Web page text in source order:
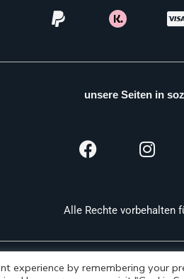
unsere Seiten in
Alle Rechte vorbehalten
experience by remembering your